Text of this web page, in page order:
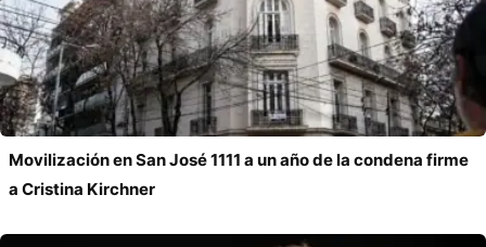
Movilización en San José 1111 a un año de la condena firme
a Cristina Kirchner